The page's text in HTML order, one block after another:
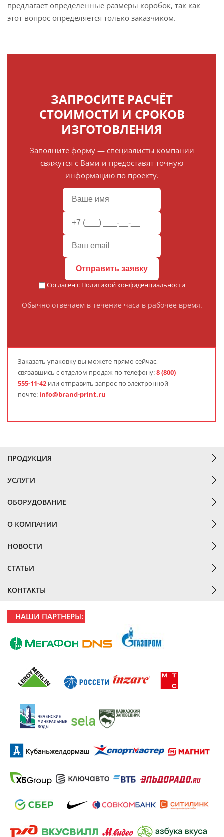
предлагает определенные размеры коробок, так как
этот вопрос определяется только заказчиком.
ЗАПРОСИТЕ РАСЧЁТ
СТОИМОСТИ И СРОКОВ
ИЗГОТОВЛЕНИЯ
Заполните форму — специалисты компании
свяжутся с Вами и предоставят точную
информацию по проекту.
Отправить заявку
Согласен с Политикой конфиденциальности
Обычно отвечаем в течение часа в рабочее время.
Заказать упаковку вы можете прямо сейчас,
связавшись с отделом продаж по телефону:8 (800)
555-11-42 или отправить запрос по электронной
почте: info@brand-print.ru
ПРОДУКЦИЯ
УСЛУГИ
ОБОРУДОВАНИЕ
О КОМПАНИИ
НОВОСТИ
СТАТЬИ
КОНТАКТЫ
НАШИ ПАРТНЕРЫ: